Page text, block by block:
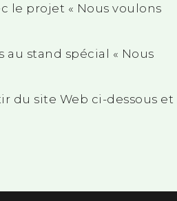
le projet « Nous voulons
stand spécial « Nous
du site Web ci-dessous et